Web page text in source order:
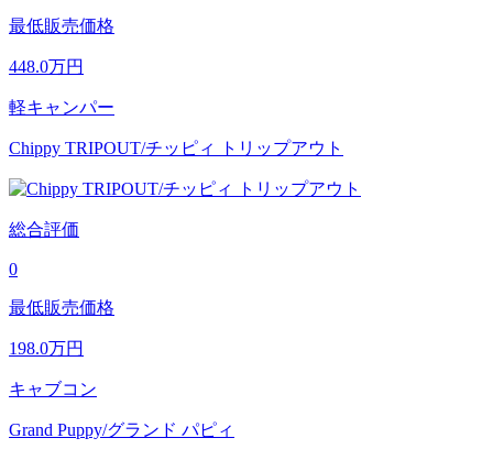
最低販売価格
448.0万円
軽キャンパー
Chippy TRIPOUT/チッピィ トリップアウト
総合評価
0
最低販売価格
198.0万円
キャブコン
Grand Puppy/グランド パピィ